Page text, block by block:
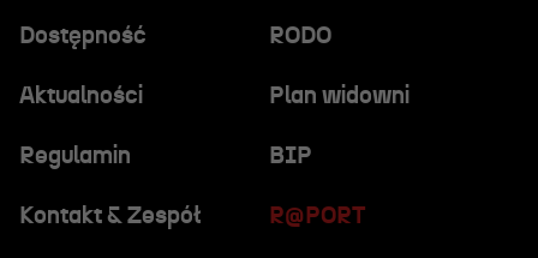
Wydarzenia
Polecamy
Dostępność RODO
R@PORT
Aktualności Plan widowni
Regulamin BIP
Kontakt & Zespół